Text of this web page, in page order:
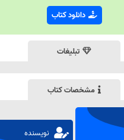
دانلود کتاب
تبلیغات
مشخصات کتاب
نویسنده